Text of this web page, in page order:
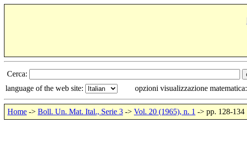
Cerca:
language of the web site:
opzioni visualizzazione matematica:
Home -> Boll. Un. Mat. Ital., Serie 3 -> Vol. 20 (1965), n. 1 -> pp. 128-134